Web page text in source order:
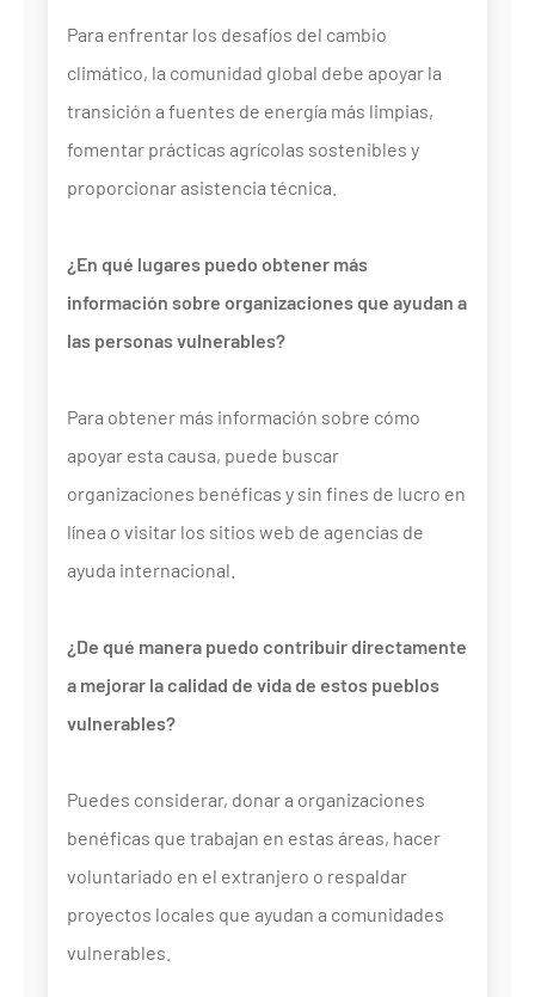
Para enfrentar los desafíos del cambio
climático, la comunidad global debe apoyar la
transición a fuentes de energía más limpias,
fomentar prácticas agrícolas sostenibles y
proporcionar asistencia técnica.
¿En qué lugares puedo obtener más
información sobre organizaciones que ayudan a
las personas vulnerables?
Para obtener más información sobre cómo
apoyar esta causa, puede buscar
organizaciones benéficas y sin fines de lucro en
línea o visitar los sitios web de agencias de
ayuda internacional.
¿De qué manera puedo contribuir directamente
a mejorar la calidad de vida de estos pueblos
vulnerables?
Puedes considerar, donar a organizaciones
benéficas que trabajan en estas áreas, hacer
voluntariado en el extranjero o respaldar
proyectos locales que ayudan a comunidades
vulnerables.